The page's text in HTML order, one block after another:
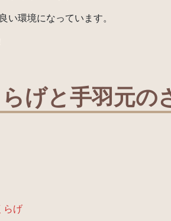
い環境になっています。
げと手羽元の
らげ